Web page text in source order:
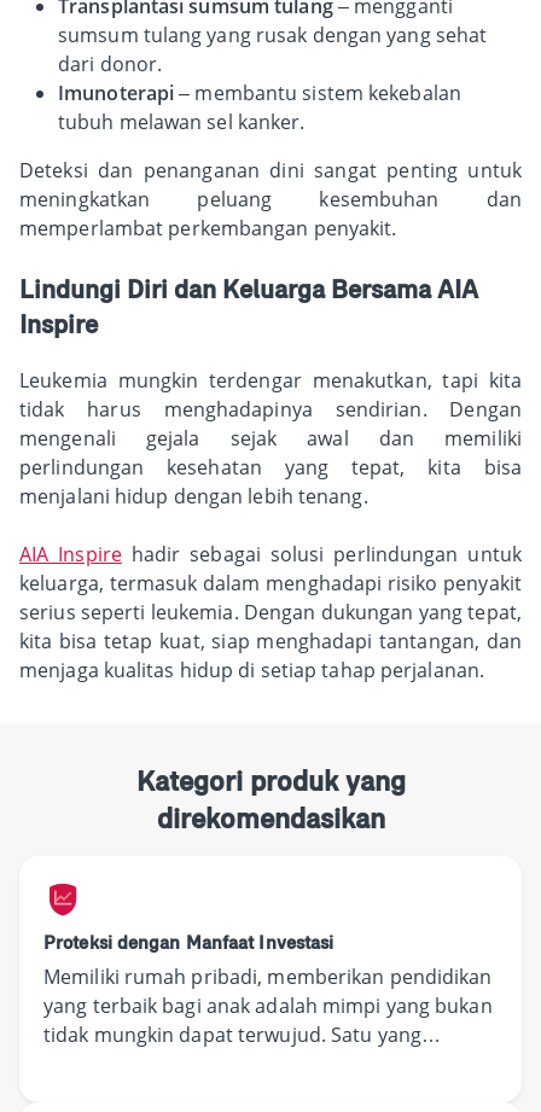
Transplantasi sumsum tulang– mengganti
sumsum tulang yang rusak dengan yang sehat
dari donor.
Imunoterapi– membantu sistem kekebalan
tubuh melawan sel kanker.
Deteksi dan penanganan dini sangat penting untuk
meningkatkan peluang kesembuhan dan
memperlambat perkembangan penyakit.
Lindungi Diri dan Keluarga Bersama AIA
Inspire
Leukemia mungkin terdengar menakutkan, tapi kita
tidak harus menghadapinya sendirian. Dengan
mengenali gejala sejak awal dan memiliki
perlindungan kesehatan yang tepat, kita bisa
menjalani hidup dengan lebih tenang.
AIA Inspirehadir sebagai solusi perlindungan untuk
keluarga, termasuk dalam menghadapi risiko penyakit
serius seperti leukemia. Dengan dukungan yang tepat,
kita bisa tetap kuat, siap menghadapi tantangan, dan
menjaga kualitas hidup di setiap tahap perjalanan.
Kategori produk yang
direkomendasikan
Proteksi dengan Manfaat Investasi
Memiliki rumah pribadi, memberikan pendidikan
yang terbaik bagi anak adalah mimpi yang bukan
tidak mungkin dapat terwujud. Satu yang